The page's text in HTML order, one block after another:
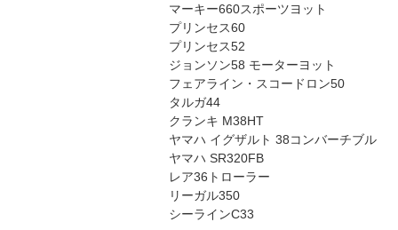
マーキー660スポーツヨット
プリンセス60
プリンセス52
ジョンソン58 モーターヨット
フェアライン・スコードロン50
タルガ44
クランキ M38HT
ヤマハ イグザルト 38コンバーチブル
ヤマハ SR320FB
レア36トローラー
リーガル350
シーラインC33